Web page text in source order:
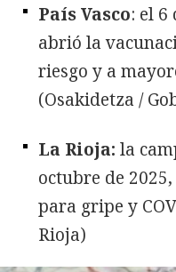
País Vasco: el 6
abrió la
riesgo y a
(Osakidetza /
La Rioja: la
octubre de
para gripe y
Rioja)